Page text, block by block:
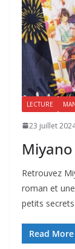
LECTURE
23 juillet
Retrouvez
roman et
petits secrets.
Read More